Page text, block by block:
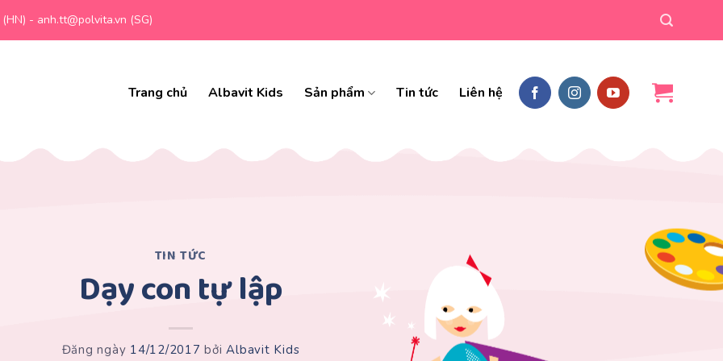
- anh.tt@polvita.vn (SG)
Trang chủ Albavit Kids Sản phẩm Tin tức Liên hệ
TIN TỨC
Dạy con tự lập
Đăng ngày 14/12/2017 bởiAlbavit Kids